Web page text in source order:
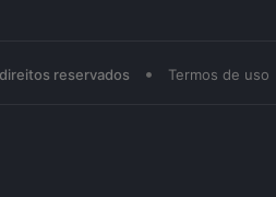
reservados • Termos de uso